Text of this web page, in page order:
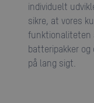
individuelt
sikre, at vores
funktionaliteten
batteripakker
på lang sigt.